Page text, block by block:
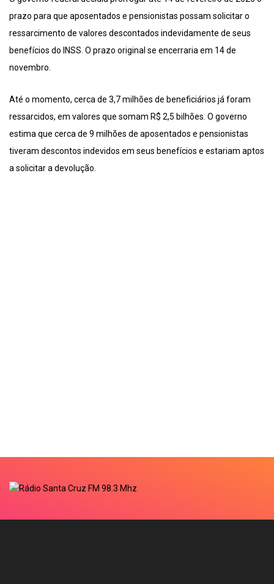
prazo para que aposentados e pensionistas possam solicitar o
ressarcimento de valores descontados indevidamente de seus
benefícios do INSS. O prazo original se encerraria em 14 de
novembro.
Até o momento, cerca de 3,7 milhões de beneficiários já foram
ressarcidos, em valores que somam R$ 2,5 bilhões. O governo
estima que cerca de 9 milhões de aposentados e pensionistas
tiveram descontos indevidos em seus benefícios e estariam aptos
a solicitar a devolução.